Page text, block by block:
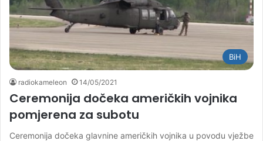
BiH
radiokameleon 14/05/2021
Ceremonija dočeka američkih vojnika
pomjerena za subotu
Ceremonija dočeka glavnine američkih vojnika u povodu vježbe